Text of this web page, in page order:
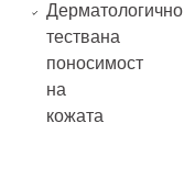
Дерматологично
тествана
поносимост
на
кожата